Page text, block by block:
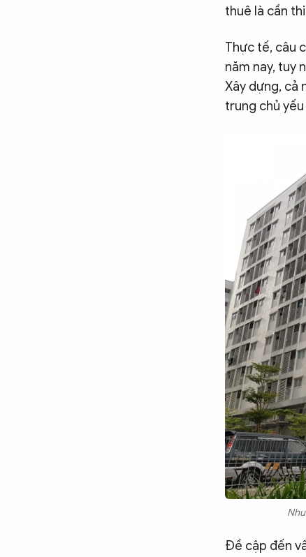
thuê là cần
Thực tế, câu
năm nay, tuy
Xây dựng, cả
trung chủ yếu
Đề cập đến